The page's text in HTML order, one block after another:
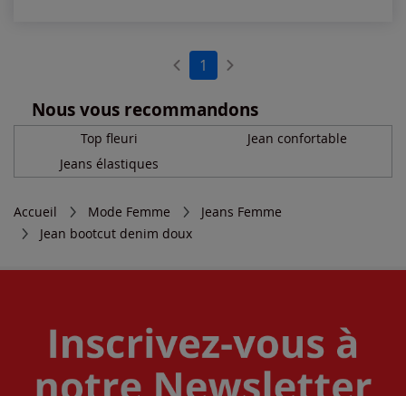
1
Nous vous recommandons
Top fleuri
Jean confortable
Jeans élastiques
Accueil Mode Femme
Jeans Femme
Jean bootcut denim doux